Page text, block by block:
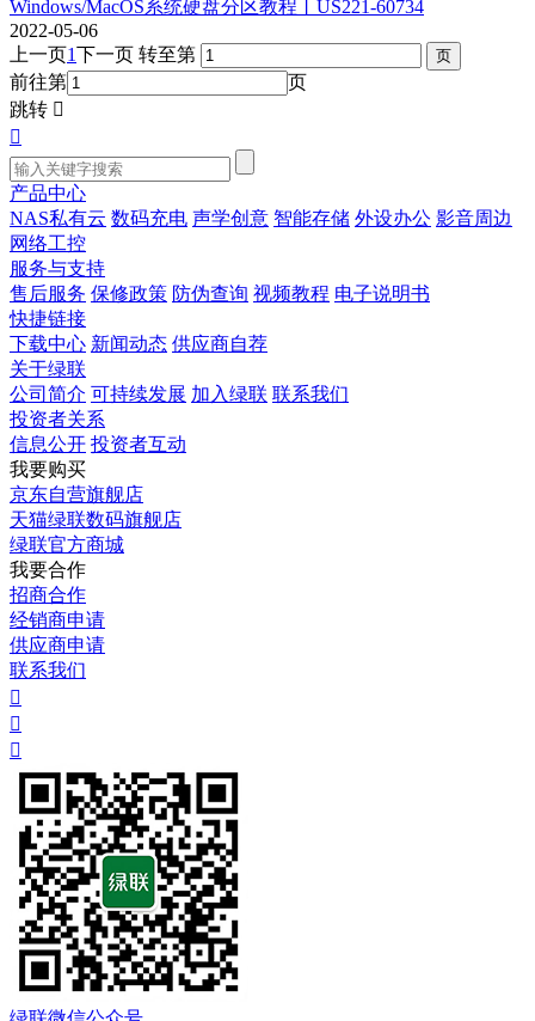
Windows/MacOS系统硬盘分区教程丨US221-60734
2022-05-06
上一页1下一页 转至第
前往第
页
跳转 

产品中心
NAS私有云 数码充电 声学创意 智能存储 外设办公 影音周边
网络工控
服务与支持
售后服务 保修政策 防伪查询 视频教程 电子说明书
快捷链接
下载中心 新闻动态 供应商自荐
关于绿联
公司简介 可持续发展 加入绿联 联系我们
投资者关系
信息公开 投资者互动
我要购买
京东自营旗舰店
天猫绿联数码旗舰店
绿联官方商城
我要合作
招商合作
经销商申请
供应商申请
联系我们


